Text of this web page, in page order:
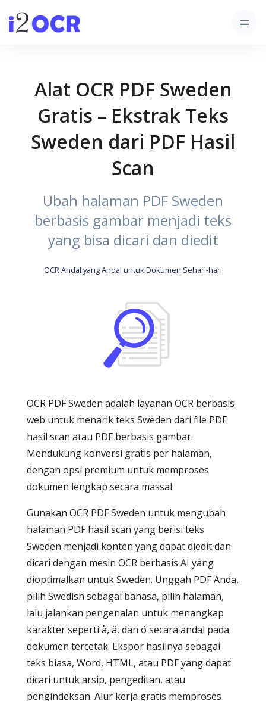
Alat OCR PDF Sweden
Gratis – Ekstrak Teks
Sweden dari PDF Hasil
Scan
Ubah halaman PDF Sweden
berbasis gambar menjadi teks
yang bisa dicari dan diedit
OCR Andal yang Andal untuk Dokumen Sehari-hari
OCR PDF Sweden adalah layanan OCR berbasis
web untuk menarik teks Sweden dari file PDF
hasil scan atau PDF berbasis gambar.
Mendukung konversi gratis per halaman,
dengan opsi premium untuk memproses
dokumen lengkap secara massal.
Gunakan OCR PDF Sweden untuk mengubah
halaman PDF hasil scan yang berisi teks
Sweden menjadi konten yang dapat diedit dan
dicari dengan mesin OCR berbasis AI yang
dioptimalkan untuk Sweden. Unggah PDF Anda,
pilih Swedish sebagai bahasa, pilih halaman,
lalu jalankan pengenalan untuk menangkap
karakter seperti å, ä, dan ö secara andal pada
dokumen tercetak. Ekspor hasilnya sebagai
teks biasa, Word, HTML, atau PDF yang dapat
dicari untuk arsip, pengeditan, atau
pengindeksan. Alur kerja gratis memproses